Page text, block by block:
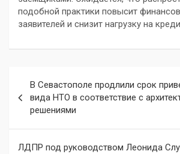
подобной практики повысит
заявителей и снизит нагрузку на
по
записям
В Севастополе продлили срок
вида НТО в соответствие с
решениями
ЛДПР под руководством Леонида